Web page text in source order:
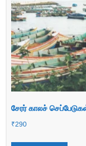
சேரர் காலச்
₹290